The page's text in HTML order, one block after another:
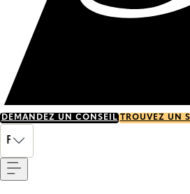
DEMANDEZ UN CONSEIL TROUVEZ UN
FR